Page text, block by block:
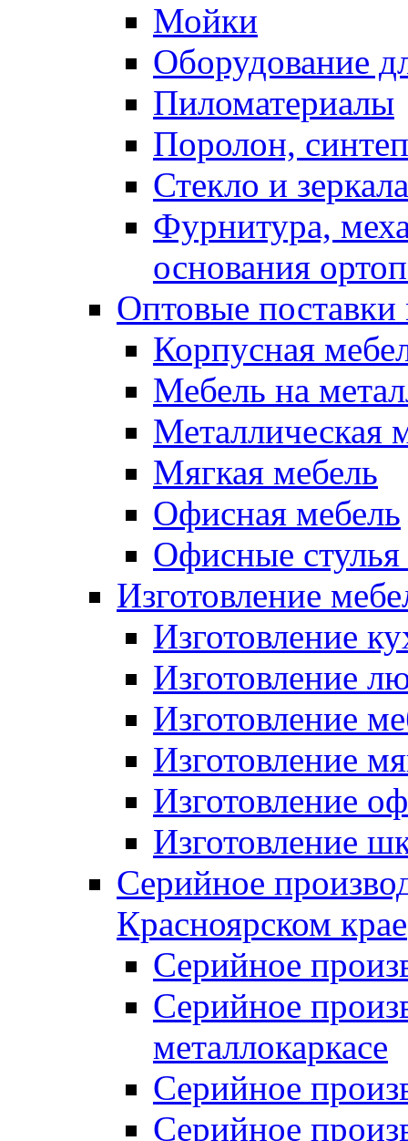
Мойки
Оборудование
Пиломатериалы
Поролон,
Стекло и зеркала
Фурнитура,
основания
Оптовые поставки
Корпусная
Мебель на
Металлическая
Мягкая мебель
Офисная мебель
Офисные стулья
Изготовление
Изготовление
Изготовление
Изготовление
Изготовление
Изготовление
Изготовление
Серийное
Красноярском крае
Серийное
Серийное
металлокаркасе
Серийное
Серийное